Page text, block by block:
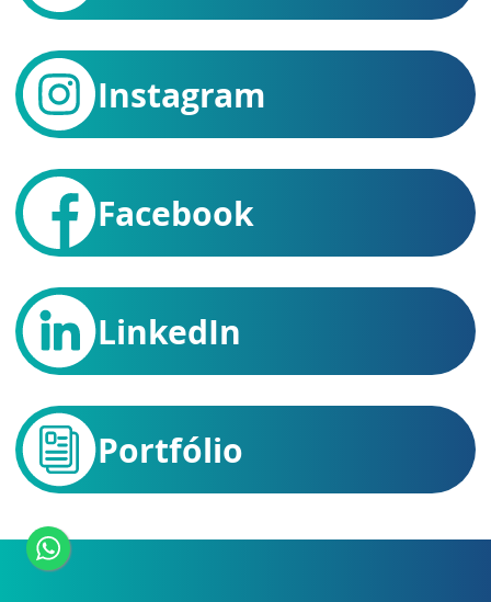
Instagram
Facebook
LinkedIn
Portfólio